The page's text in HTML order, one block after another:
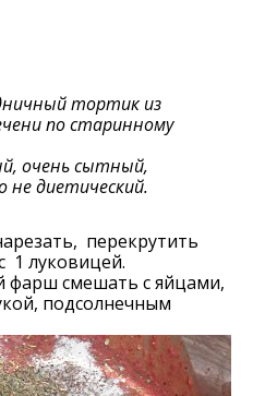
тортик из
по старинному
очень сытный,
диетический.
перекрутить
1 луковицей.
фарш смешать с яйцами,
подсолнечным